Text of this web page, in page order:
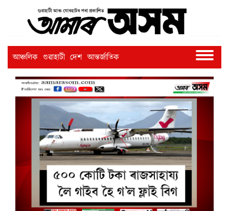
আঞ্চলিক গুৱাহাটী দেশ আন্তৰ্জাতিক